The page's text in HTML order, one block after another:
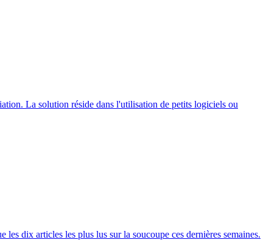
La solution réside dans l'utilisation de petits logiciels ou
dix articles les plus lus sur la soucoupe ces dernières semaines.